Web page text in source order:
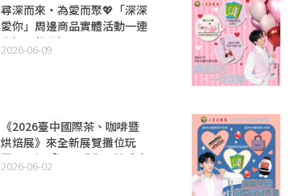
尋深而來・為愛而聚💖「深深
愛你」周邊商品實體活動一連
六場即將登場！
2026-06-09
《2026臺中國際茶、咖啡暨
烘焙展》來全新展覽攤位玩
耍，再把「深深愛你」繁體中
文版全套周邊＋毛氈包帶回
2026-06-02